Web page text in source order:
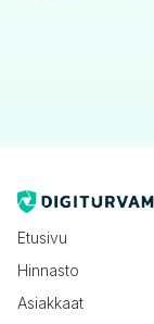
Etusivu
Hinnasto
Asiakkaat